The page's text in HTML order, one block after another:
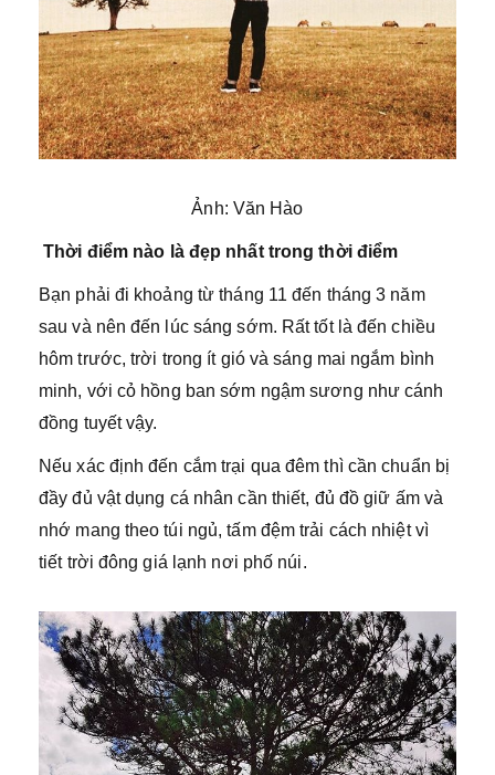
Ảnh: Văn Hào
Thời điểm nào là đẹp nhất trong thời điểm
Bạn phải đi khoảng từ tháng 11 đến tháng 3 năm
sau và nên đến lúc sáng sớm. Rất tốt là đến chiều
hôm trước, trời trong ít gió và sáng mai ngắm bình
minh, với cỏ hồng ban sớm ngậm sương như cánh
đồng tuyết vậy.
Nếu xác định đến cắm trại qua đêm thì cần chuẩn bị
đầy đủ vật dụng cá nhân cần thiết, đủ đồ giữ ấm và
nhớ mang theo túi ngủ, tấm đệm trải cách nhiệt vì
tiết trời đông giá lạnh nơi phố núi.